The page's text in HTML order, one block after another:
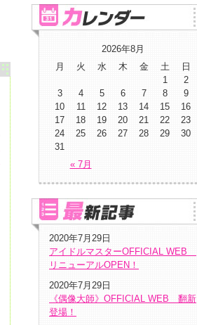
2026年8月
月
火 水 木 金 土 日
« 7月
1
2
3
4 5 6 7 8
9
10
11 12 13 14 15
16
17
18 19 20 21 22
23
24
25 26 27 28 29
30
31
2020年7月29日
アイドルマスターOFFICIAL WEB
リニューアルOPEN！
2020年7月29日
《偶像大師》OFFICIAL WEB 翻新
登場！